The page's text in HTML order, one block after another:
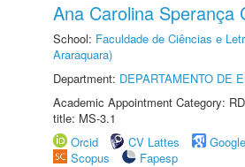
Ana Carolina Sperança
School: Faculdade de Ciências e
Araraquara)
Department: DEPARTAMENTO DE
Academic Appointment Category:
title: MS-3.1
Orcid
CV Lattes
Scopus
Fapesp